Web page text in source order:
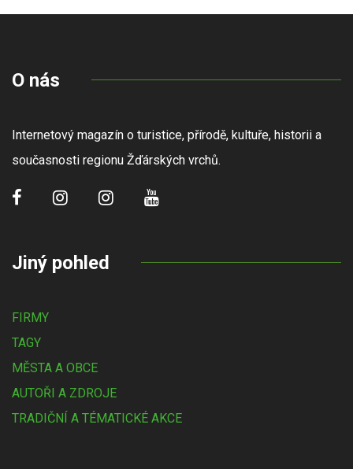
O nás
Internetový magazín o turistice, přírodě, kultuře, historii a
současnosti regionu Žďárských vrchů.
Jiný pohled
FIRMY
TAGY
MĚSTA A OBCE
AUTOŘI A ZDROJE
TRADIČNÍ A TÉMATICKÉ AKCE